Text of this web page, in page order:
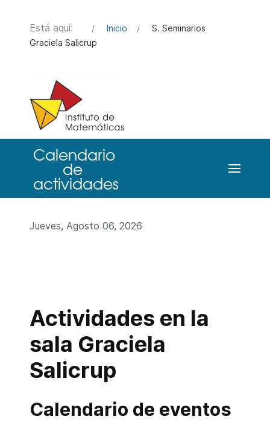
Está aquí: Inicio
S. Seminarios
Graciela Salicrup
Jueves, Agosto 06, 2026
Actividades en la
sala Graciela
Salicrup
Calendario de eventos